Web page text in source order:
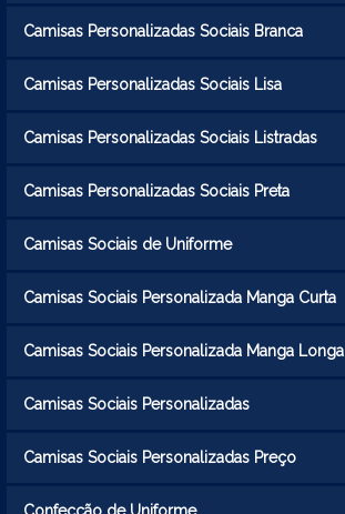
Camisas Personalizadas Sociais Branca
Camisas Personalizadas Sociais Lisa
Camisas Personalizadas Sociais Listradas
Camisas Personalizadas Sociais Preta
Camisas Sociais de Uniforme
Camisas Sociais Personalizada Manga Curta
Camisas Sociais Personalizada Manga Longa
Camisas Sociais Personalizadas
Camisas Sociais Personalizadas Preço